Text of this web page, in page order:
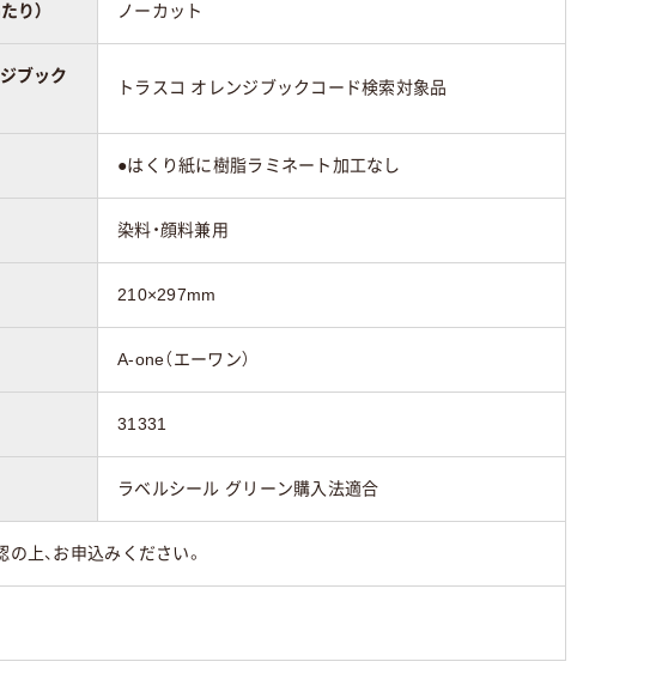
り） ノーカット
ブック
トラスコ オレンジブックコード検索対象品
●はくり紙に樹脂ラミネート加工なし
染料・顔料兼用
210×297mm
A-one（エーワン）
31331
ラベルシール グリーン購入法適合
の上、お申込みください。